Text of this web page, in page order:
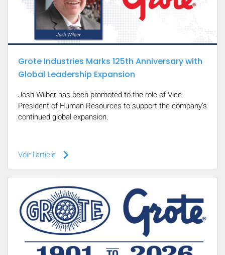
Grote Industries Marks 125th Anniversary with
Global Leadership Expansion
Josh Wilber has been promoted to the role of Vice
President of Human Resources to support the company’s
continued global expansion.
Voir l'article keyboard_arrow_right